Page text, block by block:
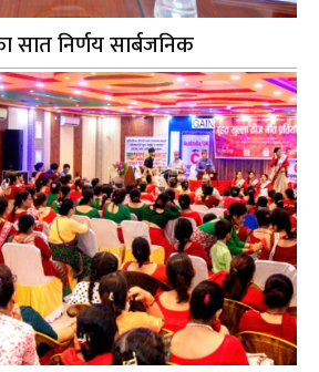
सात निर्णय सार्बजनिक